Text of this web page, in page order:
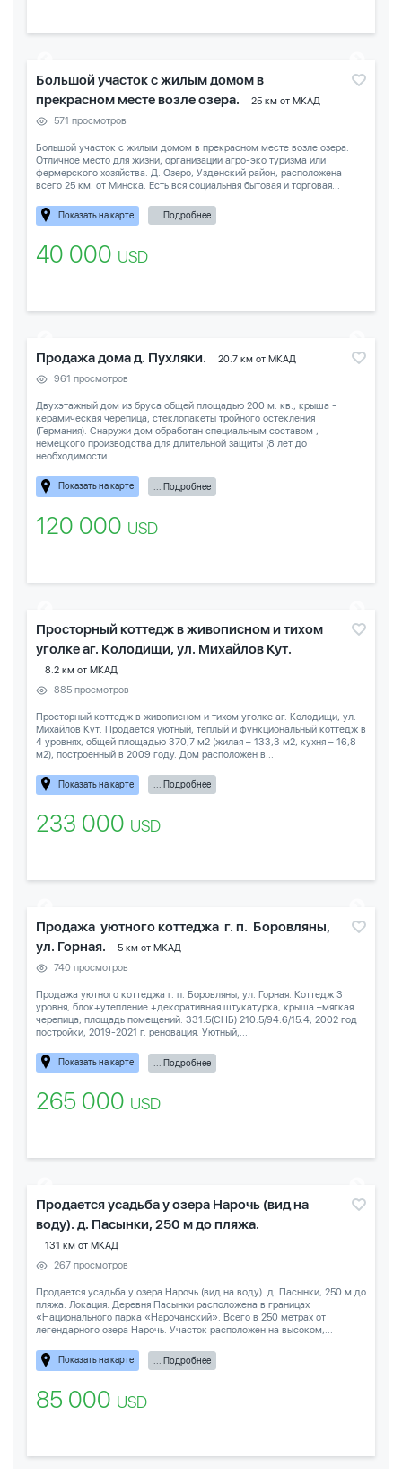
Большой участок с жилым домом в
прекрасном месте возле озера.
25 км от МКАД
571 просмотров
Большой участок с жилым домом в прекрасном месте возле озера.
Отличное место для жизни, организации агро-эко туризма или
фермерского хозяйства. Д. Озеро, Узденский район, расположена
всего 25 км. от Минска. Есть вся социальная бытовая и торговая...
Показать на карте ... Подробнее
40 000 USD
Продажа дома д. Пухляки.
20.7 км от МКАД
961 просмотров
Двухэтажный дом из бруса общей площадью 200 м. кв., крыша -
керамическая черепица, стеклопакеты тройного остекления
(Германия). Снаружи дом обработан специальным составом ,
немецкого производства для длительной защиты (8 лет до
необходимости...
Показать на карте ... Подробнее
120 000 USD
Просторный коттедж в живописном и тихом
уголке аг. Колодищи, ул. Михайлов Кут.
8.2 км от МКАД
885 просмотров
Просторный коттедж в живописном и тихом уголке аг. Колодищи, ул.
Михайлов Кут. Продаётся уютный, тёплый и функциональный коттедж в
4 уровнях, общей площадью 370,7 м2 (жилая – 133,3 м2, кухня – 16,8
м2), построенный в 2009 году. Дом расположен в...
Показать на карте ... Подробнее
233 000 USD
Продажа уютного коттеджа г. п. Боровляны,
ул. Горная.
5 км от МКАД
740 просмотров
Продажа уютного коттеджа г. п. Боровляны, ул. Горная. Коттедж 3
уровня, блок+утепление +декоративная штукатурка, крыша –мягкая
черепица, площадь помещений: 331.5(СНБ) 210.5/94.6/15.4, 2002 год
постройки, 2019-2021 г. реновация. Уютный,...
Показать на карте ... Подробнее
265 000 USD
Продается усадьба у озера Нарочь (вид на
воду). д. Пасынки, 250 м до пляжа.
131 км от МКАД
267 просмотров
Продается усадьба у озера Нарочь (вид на воду). д. Пасынки, 250 м до
пляжа. Локация: Деревня Пасынки расположена в границах
«Национального парка «Нарочанский». Всего в 250 метрах от
легендарного озера Нарочь. Участок расположен на высоком,...
Показать на карте ... Подробнее
85 000 USD